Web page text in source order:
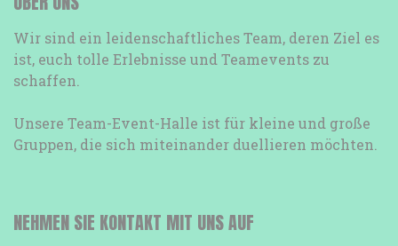
Wir sind ein leidenschaftliches Team, deren Ziel es
ist, euch tolle Erlebnisse und Teamevents zu
schaffen.
Unsere Team-Event-Halle ist für kleine und große
Gruppen, die sich miteinander duellieren möchten.
NEHMEN SIE KONTAKT MIT UNS AUF